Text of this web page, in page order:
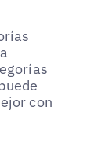
con